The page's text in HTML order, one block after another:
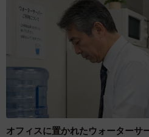
オフィスに置かれたウォーター